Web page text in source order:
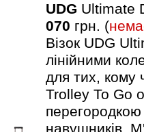
UDG Ultimate
070 грн. (
Візок UDG
лінійними
для тих, кому
Trolley To Go
перегородкою